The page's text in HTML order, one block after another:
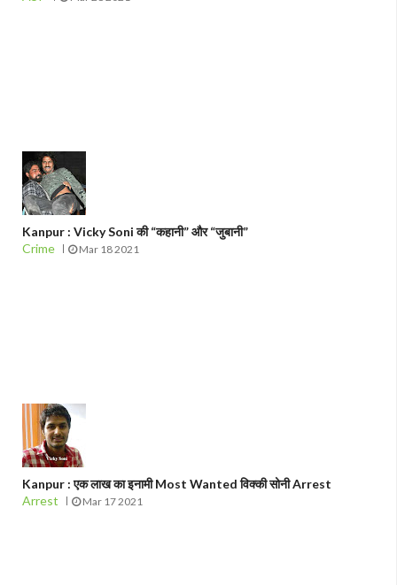
Kanpur : Vicky Soni की “कहानी” और “जुबानी”
Crime
Mar 18 2021
Kanpur : एक लाख का इनामी Most Wanted विक्की सोनी Arrest
Arrest
Mar 17 2021